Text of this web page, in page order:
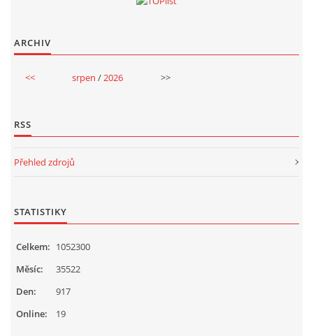
ARCHIV
<< srpen /2026 >>
RSS
Přehled zdrojů
STATISTIKY
Online: 19
Celkem: 1052300
Měsíc:
35522
Den:
917